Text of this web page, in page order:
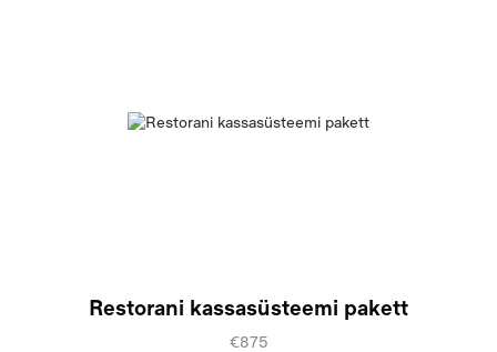
Restorani kassasüsteemi pakett
€875